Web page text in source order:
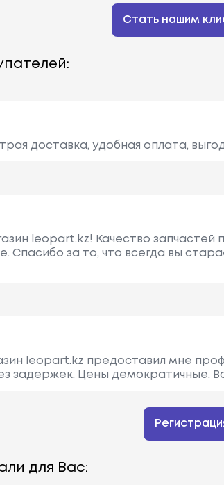
Стать нашим
доставка, удобная оплата,
leopart.kz! Качество запчастей
Спасибо за то, что всегда вы
leopart.kz предоставил мне
задержек. Цены демократичные.
для Вас: